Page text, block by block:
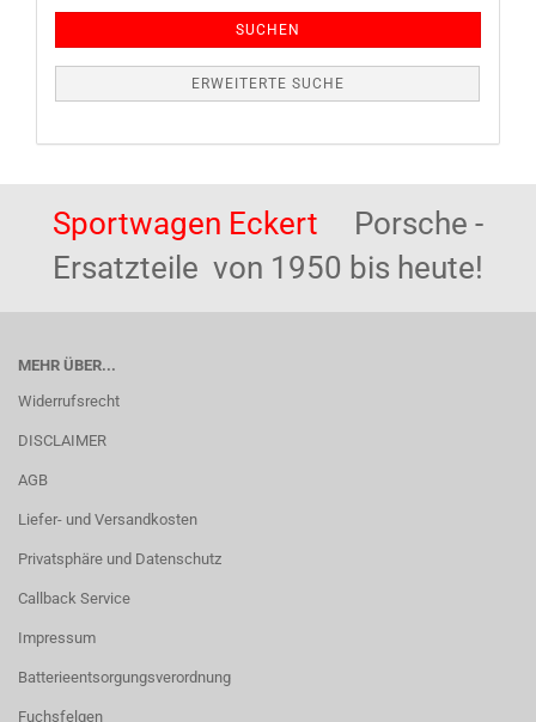
SUCHEN
ERWEITERTE SUCHE
Sportwagen Eckert Porsche -
Ersatzteile von 1950 bis heute!
MEHR ÜBER...
Widerrufsrecht
DISCLAIMER
AGB
Liefer- und Versandkosten
Privatsphäre und Datenschutz
Callback Service
Impressum
Batterieentsorgungsverordnung
Fuchsfelgen